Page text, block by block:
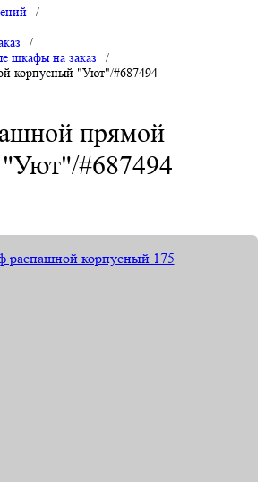
/
/
шкафы на заказ
/
корпусный "Уют"/#687494
прямой
#687494